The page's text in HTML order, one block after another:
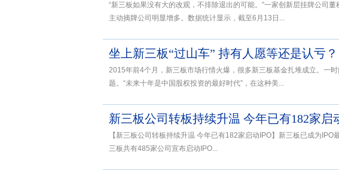
“新三板如果没有大的改观，不排除退出的可能。”一家创新层挂牌公司
主动摘牌公司明显增多。数据统计显示，截至6月13日...
坐上新三板“过山车” 持有人愿等还是认亏？
2015年前4个月，新三板市场行情火爆，很多新三板基金扎堆成立。一
题。“未来十年是中国股权投资的最好时代”，在这种美...
新三板公司转板持续升温 今年已有182家启
【新三板公司转板持续升温 今年已有182家启动IPO】新三板已成为
三板共有485家公司宣布启动IPO...